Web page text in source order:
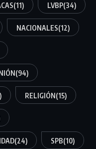
(11) LVBP(34)
NACIONALES(12)
(94)
RELIGIÓN(15)
(24) SPB(10)